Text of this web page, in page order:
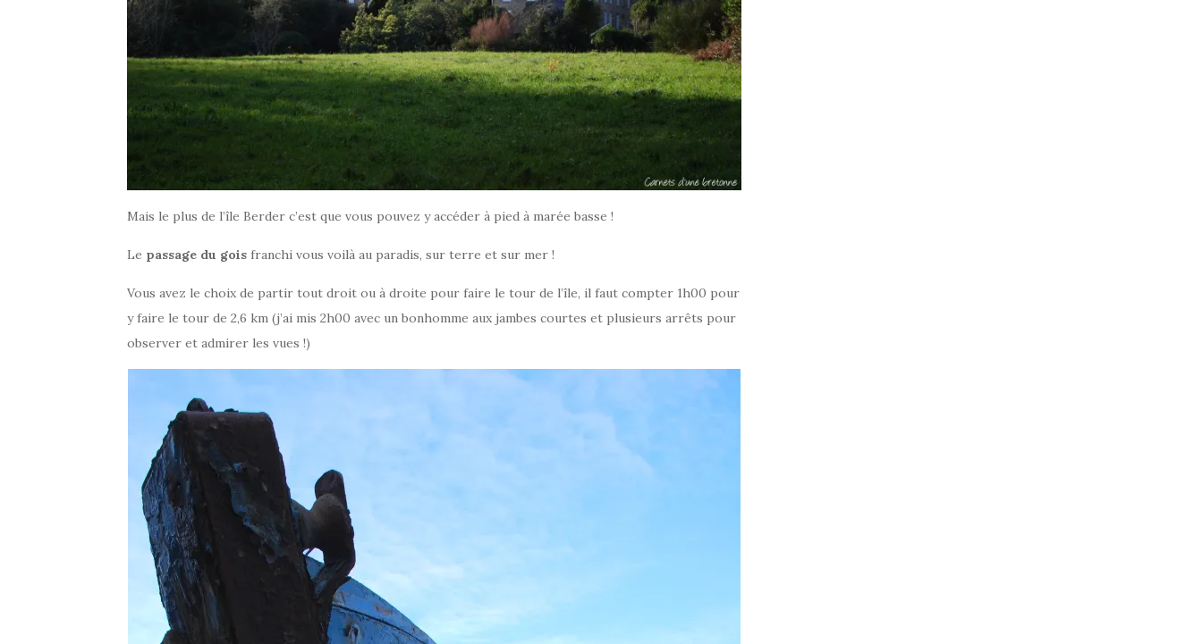
Mais le plus de l’île Berder c’est que vous pouvez y accéder à pied à marée basse !
Le passage du gois franchi vous voilà au paradis, sur terre et sur mer !
Vous avez le choix de partir tout droit ou à droite pour faire le tour de l’île, il faut compter 1h00 pour
y faire le tour de 2,6 km (j’ai mis 2h00 avec un bonhomme aux jambes courtes et plusieurs arrêts pour
observer et admirer les vues !)